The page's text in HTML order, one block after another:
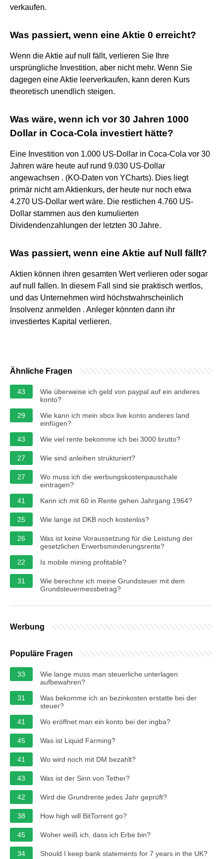
verkaufen.
Was passiert, wenn eine Aktie 0 erreicht?
Wenn die Aktie auf null fällt, verlieren Sie Ihre
ursprüngliche Investition, aber nicht mehr. Wenn Sie
dagegen eine Aktie leerverkaufen, kann deren Kurs
theoretisch unendlich steigen.
Was wäre, wenn ich vor 30 Jahren 1000
Dollar in Coca-Cola investiert hätte?
Eine Investition von 1.000 US-Dollar in Coca-Cola vor 30
Jahren wäre heute auf rund 9.030 US-Dollar
angewachsen . (KO-Daten von YCharts). Dies liegt
primär nicht am Aktienkurs, der heute nur noch etwa
4.270 US-Dollar wert wäre. Die restlichen 4.760 US-
Dollar stammen aus den kumulierten
Dividendenzahlungen der letzten 30 Jahre.
Was passiert, wenn eine Aktie auf Null fällt?
Aktien können ihren gesamten Wert verlieren oder sogar
auf null fallen. In diesem Fall sind sie praktisch wertlos,
und das Unternehmen wird höchstwahrscheinlich
Insolvenz anmelden . Anleger könnten dann ihr
investiertes Kapital verlieren.
Ähnliche Fragen
43
Wie überweise ich geld von paypal auf ein anderes
konto?
29
Wie kann ich mein xbox live konto anderes land
einfügen?
43
Wie viel rente bekomme ich bei 3000 brutto?
27 Wie sind anleihen strukturiert?
27
Wo muss ich die werbungskostenpauschale
eintragen?
41
Kann ich mit 60 in Rente gehen Jahrgang 1964?
25 Wie lange ist DKB noch kostenlos?
26
Was ist keine Voraussetzung für die Leistung der
gesetzlichen Erwerbsminderungsrente?
22
Is mobile mining profitable?
31
Wie berechne ich meine Grundsteuer mit dem
Grundsteuermessbetrag?
Werbung
Populäre Fragen
33
Wie lange muss man steuerliche unterlagen
aufbewahren?
31
Was bekomme ich an bezinkosten erstatte bei der
steuer?
41
Wo eröffnet man ein konto bei der ingba?
45 Was ist Liquid Farming?
41 Wo wird noch mit DM bezahlt?
43 Was ist der Sinn von Tether?
42 Wird die Grundrente jedes Jahr geprüft?
38 How high will BitTorrent go?
45 Woher weiß ich, dass ich Erbe bin?
34 Should I keep bank statements for 7 years in the UK?